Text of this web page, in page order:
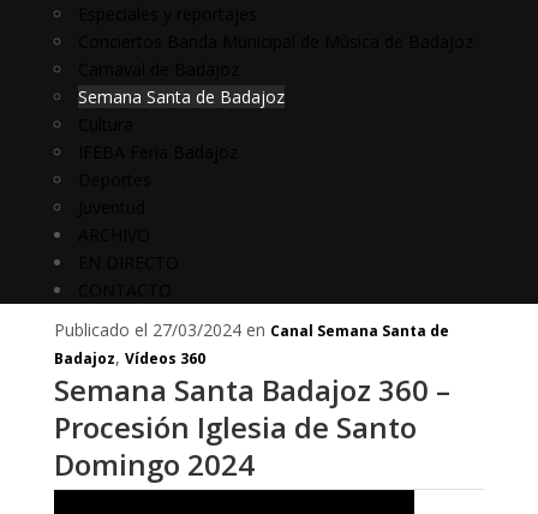
Semana Santa de Badajoz
Publicado el 27/03/2024 en Canal Semana Santa de
Badajoz, Vídeos 360
Semana Santa Badajoz 360 –
Procesión Iglesia de Santo
Domingo 2024